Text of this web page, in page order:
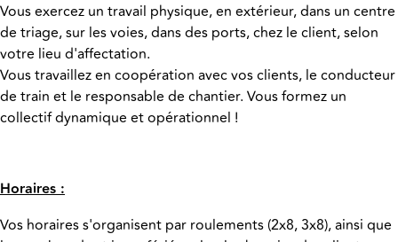
Vous exercez un travail physique, en extérieur, dans un centre
de triage, sur les voies, dans des ports, chez le client, selon
votre lieu d'affectation.
Vous travaillez en coopération avec vos clients, le conducteur
de train et le responsable de chantier. Vous formez un
collectif dynamique et opérationnel !
Horaires :
Vos horaires s'organisent par roulements (2x8, 3x8), ainsi que